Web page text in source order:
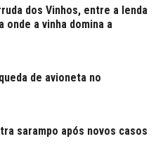
dos Vinhos, entre a lenda
a vinha domina a
de avioneta no
sarampo após novos casos